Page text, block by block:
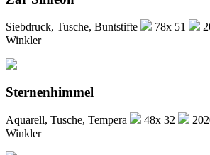
Siebdruck, Tusche, Buntstifte 78x 51
Winkler
Sternenhimmel
Aquarell, Tusche, Tempera 48x 32
Winkler